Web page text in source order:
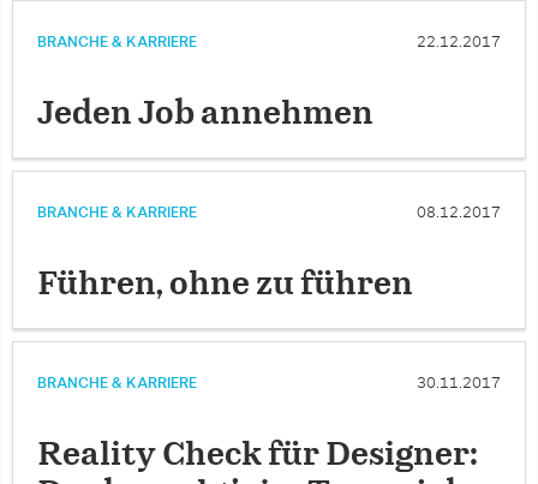
BRANCHE & KARRIERE 22.12.2017
Jeden Job annehmen
BRANCHE & KARRIERE 08.12.2017
Führen, ohne zu führen
BRANCHE & KARRIERE 30.11.2017
Reality Check für Designer: